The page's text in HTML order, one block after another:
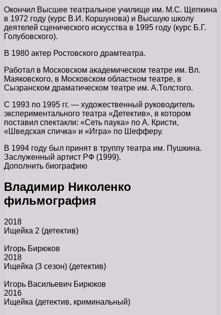
Окончил Высшее театральное училище им. М.С. Щепкина
в 1972 году (курс В.И. Коршунова) и Высшую школу
деятелей сценического искусства в 1995 году (курс Б.Г.
Голубовского).
В 1980 актер Ростовского драмтеатра.
Работал в Московском академическом театре им. Вл.
Маяковского, в Московском областном театре, в
Сызранском драматическом театре им. А.Толстого.
С 1993 по 1995 гг. — художественный руководитель
экспериментального театра «Детектив», в котором
поставил спектакли: «Сеть паука» по А. Кристи,
«Шведская спичка» и «Игра» по Шефферу.
В 1994 году был принят в труппу театра им. Пушкина.
Заслуженный артист РФ (1999).
Дополнить биографию
Владимир Николенко
фильмография
2018
Ищейка 2 (детектив)
Игорь Бирюков
2018
Ищейка (3 сезон) (детектив)
Игорь Васильевич Бирюков
2016
Ищейка (детектив, криминальный)